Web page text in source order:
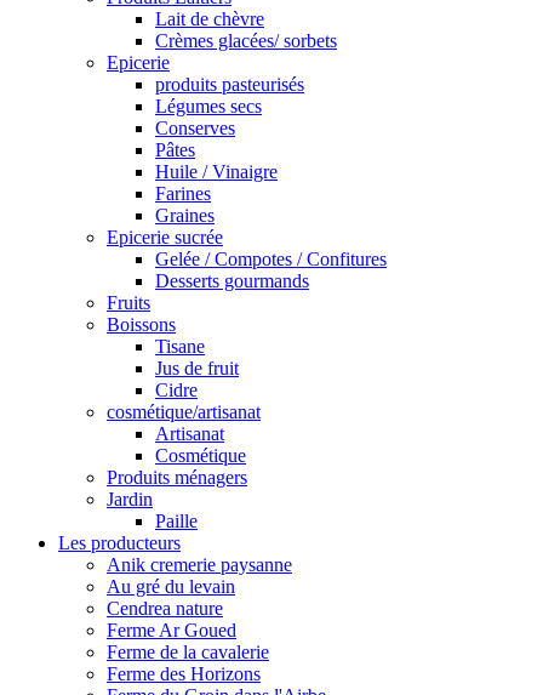
Lait de chèvre
Crèmes glacées/ sorbets
Epicerie
produits pasteurisés
Légumes secs
Conserves
Pâtes
Huile / Vinaigre
Farines
Graines
Epicerie sucrée
Gelée / Compotes / Confitures
Desserts gourmands
Fruits
Boissons
Tisane
Jus de fruit
Cidre
cosmétique/artisanat
Artisanat
Cosmétique
Produits ménagers
Jardin
Paille
Les producteurs
Anik cremerie paysanne
Au gré du levain
Cendrea nature
Ferme Ar Goued
Ferme de la cavalerie
Ferme des Horizons